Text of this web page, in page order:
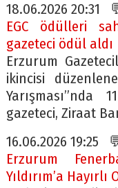
18.06.2026 20:31
EGC ödülleri
gazeteci ödül aldı
Erzurum
ikincisi
gazeteci, Ziraat
16.06.2026 19:25
Erzurum
Yıldırım’a